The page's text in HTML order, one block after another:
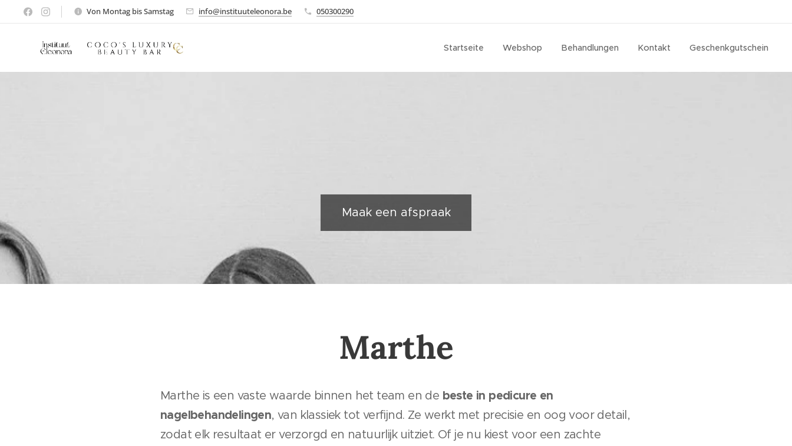
Von Montag bis Samstag info@instituuteleonora.be 050300290
Startseite Webshop Behandlungen Kontakt Geschenkgutschein
Maak een afspraak
Marthe
Marthe is een vaste waarde binnen het team en de beste in pedicure en
nagelbehandelingen, van klassiek tot verfijnd. Ze werkt met precisie en oog voor detail,
zodat elk resultaat er verzorgd en natuurlijk uitziet. Of je nu kiest voor een zachte